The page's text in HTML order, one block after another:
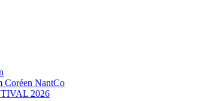
Coréen NantCo
2026